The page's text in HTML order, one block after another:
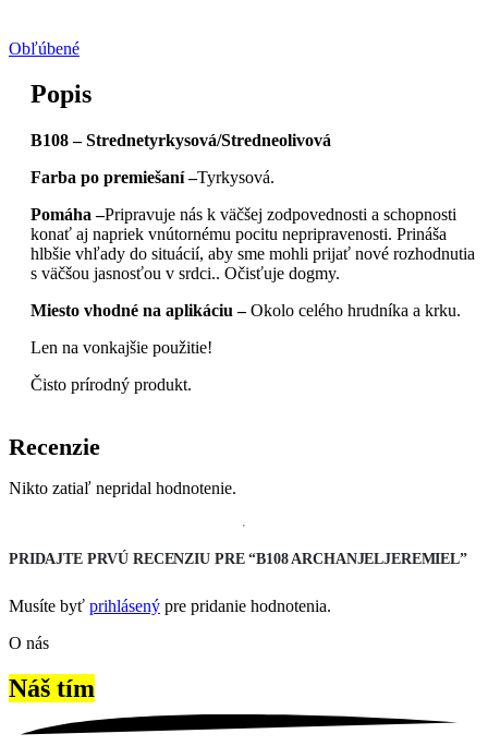
Obľúbené
Popis
B108 – Strednetyrkysová/Stredneolivová
Farba po premiešaní –Tyrkysová.
Pomáha –Pripravuje nás k väčšej zodpovednosti a schopnosti
konať aj napriek vnútornému pocitu nepripravenosti. Prináša
hlbšie vhľady do situácií, aby sme mohli prijať nové rozhodnutia
s väčšou jasnosťou v srdci.. Očisťuje dogmy.
Miesto vhodné na aplikáciu –Okolo celého hrudníka a krku.
Len na vonkajšie použitie!
Čisto prírodný produkt.
Recenzie
Nikto zatiaľ nepridal hodnotenie.
PRIDAJTE PRVÚ RECENZIU PRE “B108 ARCHANJELJEREMIEL”
Musíte byť prihlásený pre pridanie hodnotenia.
O nás
Náš tím